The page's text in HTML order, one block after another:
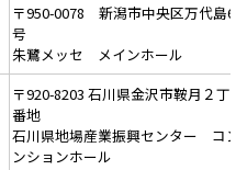
〒950-0078 新潟市中央区万代島
号
朱鷺メッセ メインホール
〒920-8203 石川県金沢市鞍月２丁
番地
石川県地場産業振興センター コ
ンションホール